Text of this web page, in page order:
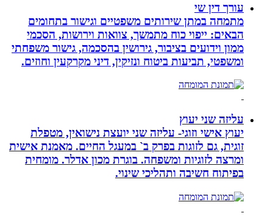
עורך דין שי
מתמחה במתן שירותים משפטיים וגישור בתחומים
הבאים: ייפוי כוח מתמשך, צוואות וירושות, הסכמי
ממון וידועים בציבור, גירושין בהסכמה, גישור משפחתי
ומשפטי, תביעות ביטוח ונזיקין, דיני מקרקעין וחוזים.
עליזה שני יעוץ
יעוץ אישי וזוגי- עליזה שני יועצת נישואין, מטפלת
זוגית, גם לזוגות בפרק ב` במעגל החיים. מאמנת אישית
ומרצה לזוגיות ומשפחה. בוגרת מכון אדלר. מומחית
בפיתוח חשיבה ותהליכי שינוי.